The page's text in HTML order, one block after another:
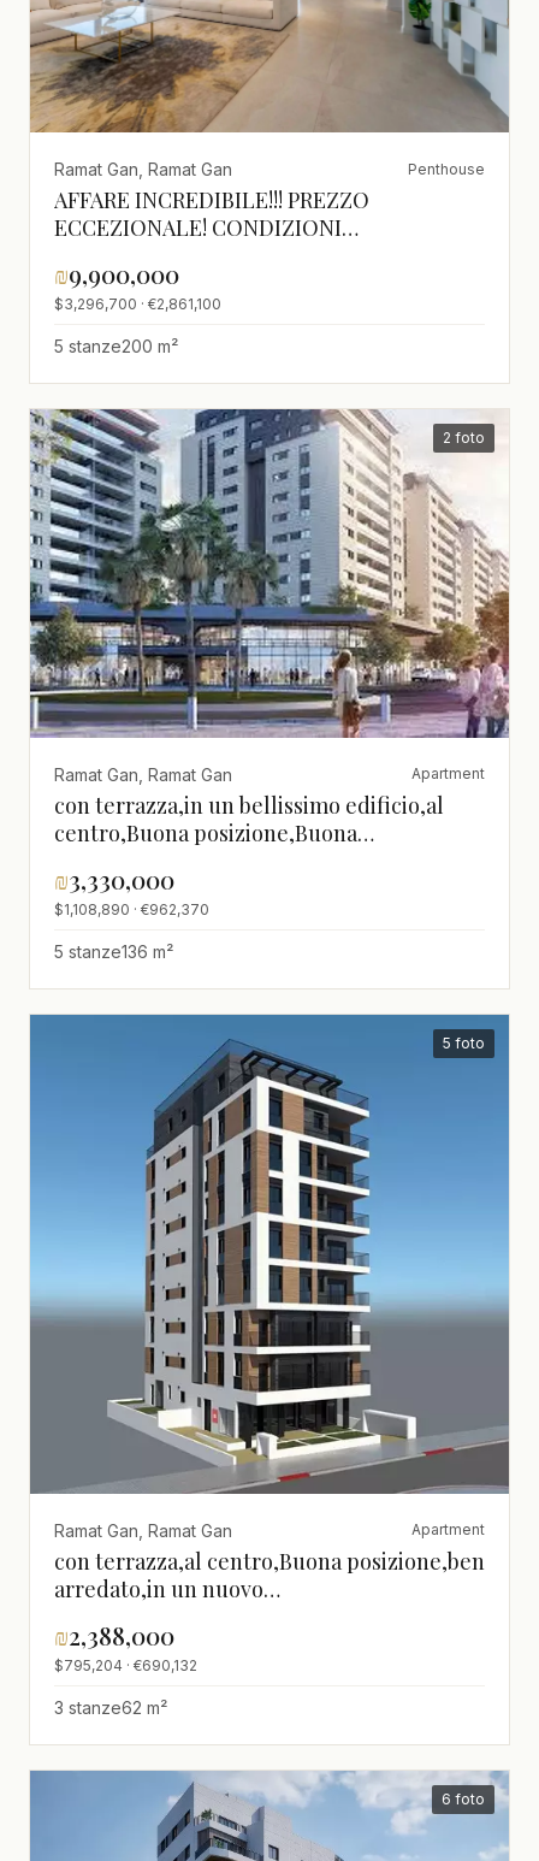
Ramat Gan, Ramat Gan Penthouse
AFFARE INCREDIBILE!!! PREZZO
ECCEZIONALE! CONDIZIONI
₪9,900,000
$3,296,700 · €2,861,100
5 stanze200 m²
2 foto
Ramat Gan, Ramat Gan Apartment
con terrazza,in un bellissimo edificio,al
centro,Buona posizione,Buona
un nuovo edificio,nuovo,Bellissimo
appartamento,Progetto di qualità
₪3,330,000
$1,108,890 · €962,370
5 stanze136 m²
5 foto
Ramat Gan, Ramat Gan Apartment
con terrazza,al centro,Buona posizione,ben
arredato,in un nuovo
appartamento,Magnifico,Progetto di
qualità
₪2,388,000
$795,204 · €690,132
3 stanze62 m²
6 foto